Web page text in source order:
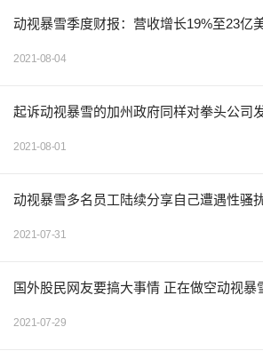
动视暴雪季度财报：营收增长19%至23亿
2021-08-04
起诉动视暴雪的加州政府同样对拳头公司
2021-08-01
动视暴雪多名员工陆续分享自己遭遇性骚
2021-07-31
国外股民网友要搞大事情 正在做空动视暴
2021-07-29